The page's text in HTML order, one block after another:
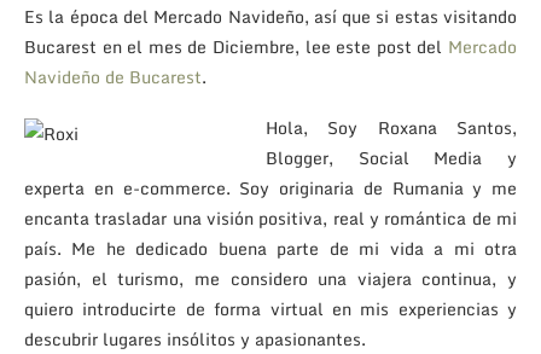
Es la época del Mercado Navideño, así que si estas visitando
Bucarest en el mes de Diciembre, lee este post del Mercado
Navideño de Bucarest.
Hola, Soy Roxana Santos,
Blogger, Social Media y
experta en e-commerce. Soy originaria de Rumania y me
encanta trasladar una visión positiva, real y romántica de mi
país. Me he dedicado buena parte de mi vida a mi otra
pasión, el turismo, me considero una viajera continua, y
quiero introducirte de forma virtual en mis experiencias y
descubrir lugares insólitos y apasionantes.